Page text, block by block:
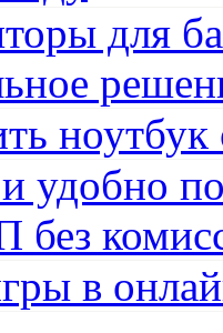
для
удобно
без
в